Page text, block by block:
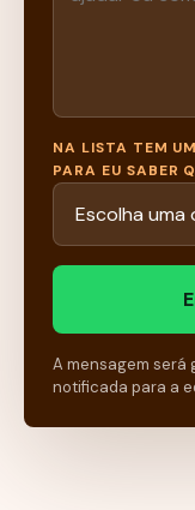
NA LISTA TEM
PARA EU SABER
A mensagem será
notificada para a